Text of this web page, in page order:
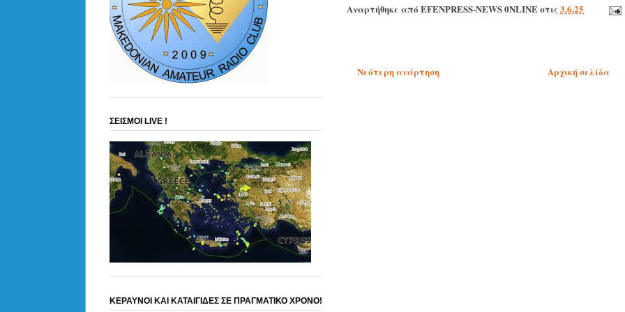
Αναρτήθηκε από EFENPRESS-NEWS 0NLINEστις 3.6.25
Νεότερη ανάρτηση Αρχική σελίδα
ΣΕΙΣΜΟΙ LIVE !
ΚΕΡΑΥΝΟΙ ΚΑΙ ΚΑΤΑΙΓΙΔΕΣ ΣΕ ΠΡΑΓΜΑΤΙΚΟ ΧΡΟΝΟ!